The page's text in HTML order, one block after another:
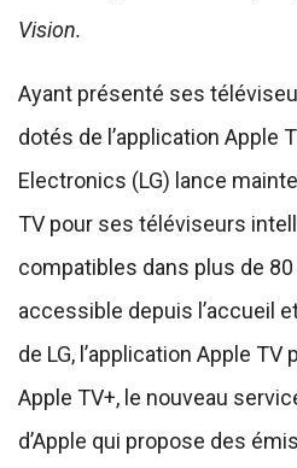
Vision.
Ayant présenté ses
dotés de l’application Apple
Electronics (LG) lance
TV pour ses téléviseurs
compatibles dans plus de
accessible depuis l’accueil
de LG, l’application Apple TV
Apple TV+, le nouveau
d’Apple qui propose des